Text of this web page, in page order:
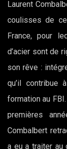
Laurent
coulisses de
France, pour
d’acier sont de
son rêve :
qu’il contribue
formation au
premières
Combalbert
a eu a traiter au